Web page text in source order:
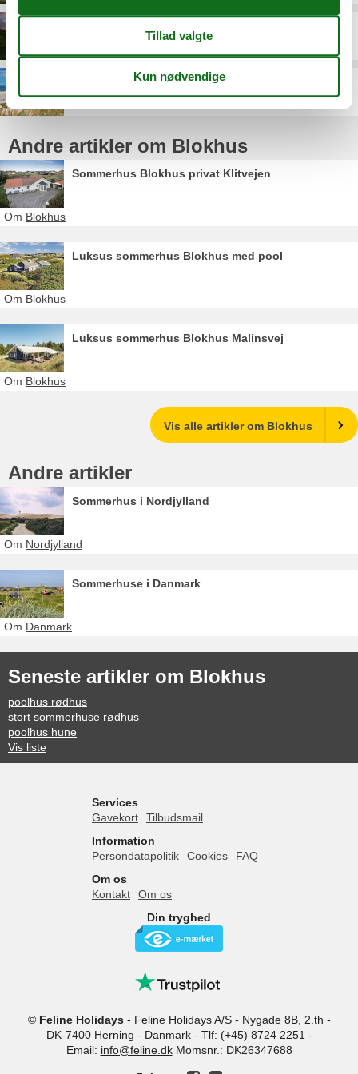
Andre artikler om Blokhus
Sommerhus Blokhus privat Klitvejen
Om Blokhus
Luksus sommerhus Blokhus med pool
Om Blokhus
Luksus sommerhus Blokhus Malinsvej
Om Blokhus
Vis alle artikler om Blokhus
Andre artikler
Sommerhus i Nordjylland
Om Nordjylland
Sommerhuse i Danmark
Om Danmark
Seneste artikler om Blokhus
poolhus rødhus
stort sommerhuse rødhus
poolhus hune
Vis liste
Services
Gavekort
Tilbudsmail
Information
Persondatapolitik
Cookies
FAQ
Om os
Kontakt
Om os
Din tryghed
© Feline Holidays- Feline Holidays A/S- Nygade 8B, 2.th -
DK-7400 Herning - Danmark - Tlf: (+45) 8724 2251 -
Email: info@feline.dk Momsnr.: DK26347688